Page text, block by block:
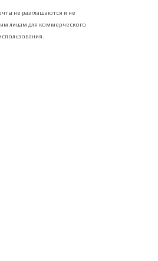
не разглашаются и не
лицам для коммерческого